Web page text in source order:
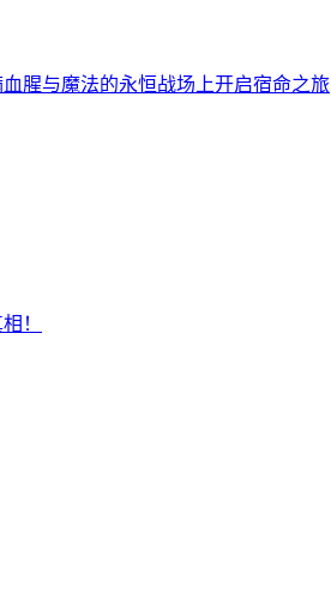
腥与魔法的永恒战场上开启宿命之旅
！